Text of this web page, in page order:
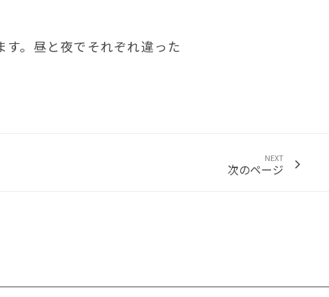
。昼と夜でそれぞれ違った
NEXT
次のページ